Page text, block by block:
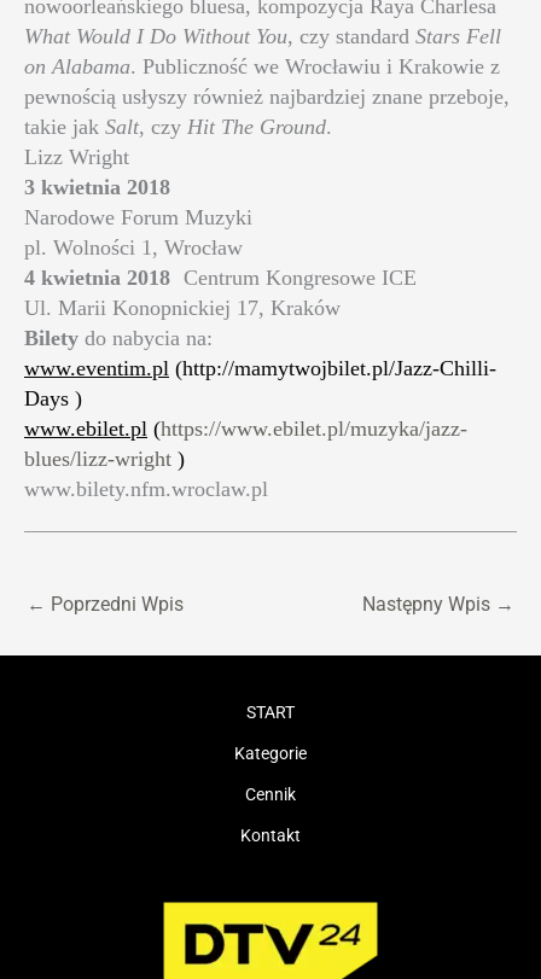
nowoorleańskiego bluesa, kompozycja Raya Charlesa
What Would I Do Without You, czy standard Stars Fell
on Alabama. Publiczność we Wrocławiu i Krakowie z
pewnością usłyszy również najbardziej znane przeboje,
takie jak Salt, czy Hit The Ground.
Lizz Wright
3 kwietnia 2018
Narodowe Forum Muzyki
pl. Wolności 1, Wrocław
4 kwietnia 2018 Centrum Kongresowe ICE
Ul. Marii Konopnickiej 17, Kraków
Bilety do nabycia na:
www.eventim.pl (http://mamytwojbilet.pl/Jazz-Chilli-
Days )
www.ebilet.pl (https://www.ebilet.pl/muzyka/jazz-
blues/lizz-wright )
www.bilety.nfm.wroclaw.pl
← Poprzedni Wpis Następny Wpis →
START
Kategorie
Cennik
Kontakt